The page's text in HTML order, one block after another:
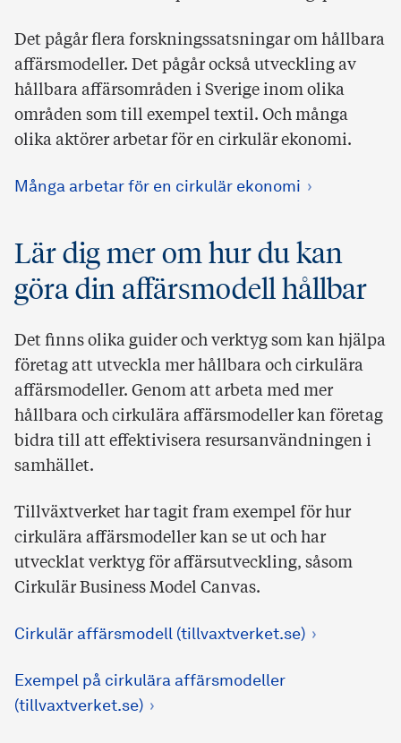
Det pågår flera forskningssatsningar om hållbara
affärsmodeller. Det pågår också utveckling av
hållbara affärsområden i Sverige inom olika
områden som till exempel textil. Och många
olika aktörer arbetar för en cirkulär ekonomi.
Många arbetar för en cirkulär ekonomi
Lär dig mer om hur du kan
göra din affärsmodell hållbar
Det finns olika guider och verktyg som kan hjälpa
företag att utveckla mer hållbara och cirkulära
affärsmodeller. Genom att arbeta med mer
hållbara och cirkulära affärsmodeller kan företag
bidra till att effektivisera resursanvändningen i
samhället.
Tillväxtverket har tagit fram exempel för hur
cirkulära affärsmodeller kan se ut och har
utvecklat verktyg för affärsutveckling, såsom
Cirkulär Business Model Canvas.
Cirkulär affärsmodell (tillvaxtverket.se)
Exempel på cirkulära affärsmodeller
(tillvaxtverket.se)